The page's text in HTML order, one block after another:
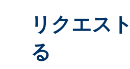
リクエス
る